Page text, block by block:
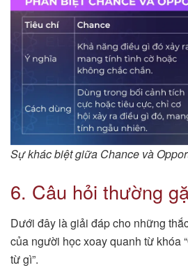
Sự khác biệt giữa Chance và
6. Câu hỏi thường
Dưới đây là giải đáp cho những
của người học xoay quanh từ khóa
từ gì”.